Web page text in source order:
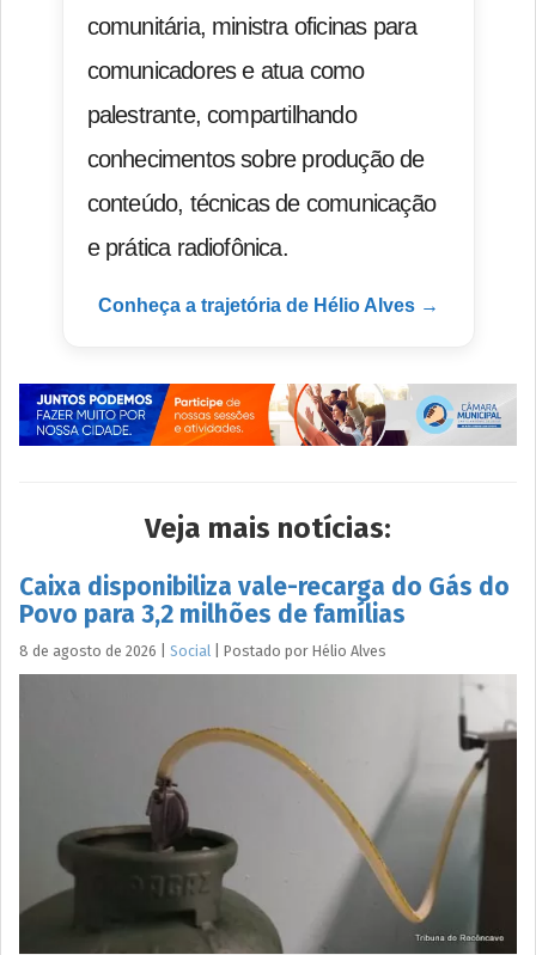
comunitária, ministra oficinas para
comunicadores e atua como
palestrante, compartilhando
conhecimentos sobre produção de
conteúdo, técnicas de comunicação
e prática radiofônica.
Conheça a trajetória de Hélio Alves →
Veja mais notícias:
Caixa disponibiliza vale-recarga do Gás do
Povo para 3,2 milhões de famílias
8 de agosto de 2026 Social Postado por Hélio Alves